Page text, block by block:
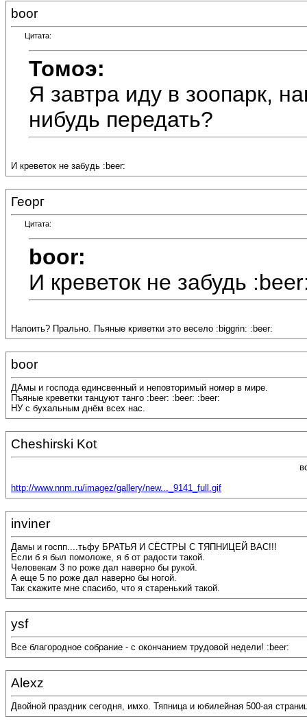
boor
Цитата:
Томоэ:
Я завтра иду в зоопарк,
нибудь передать?
И креветок не забудь :beer:
Георг
Цитата:
boor:
И креветок не забудь
Напоить? Прально. Пьяные криветки это весело :biggrin: :beer:
boor
ДАмы и господа единсвенный и неповторимый номер в мире.
Пъяные креветки танцуют танго :beer: :beer: :beer:
НУ с бухальным днём всех нас.
Cheshirski Kot
http://www.nnm.ru/imagez/gallery/new..._9141_full.gif
inviner
Дамы и госпп....тьфу БРАТЬЯ И СЁСТРЫ С ТЯПНИЦЕЙ ВАС!!!
Если б я был помоложе, я б от радости такой.
Человекам 3 по роже дал наверно бы рукой.
А еще 5 по роже дал наверно бы ногой.
Так скажите мне спасибо, что я старенький такой.
ysf
Все благородное собрание - с окончанием трудовой недели! :beer:
Alexz
Двойной праздник сегодня, имхо. Тяпница и юбилейная 500-ая